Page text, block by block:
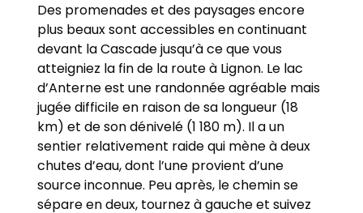
Des promenades et des paysages encore
plus beaux sont accessibles en continuant
devant la Cascade jusqu’à ce que vous
atteigniez la fin de la route à Lignon. Le lac
d’Anterne est une randonnée agréable mais
jugée difficile en raison de sa longueur (18
km) et de son dénivelé (1 180 m). Il a un
sentier relativement raide qui mène à deux
chutes d’eau, dont l’une provient d’une
source inconnue. Peu après, le chemin se
sépare en deux, tournez à gauche et suivez